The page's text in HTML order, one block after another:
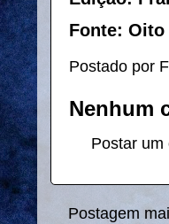
Fonte: Oito
Postado por
Nenhum
Postar um
Postagem